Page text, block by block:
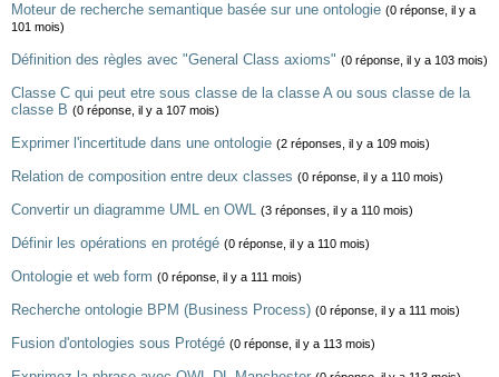
Moteur de recherche semantique basée sur une ontologie (0 réponse, il y a
101 mois)
Définition des règles avec "General Class axioms" (0 réponse, il y a 103 mois)
Classe C qui peut etre sous classe de la classe A ou sous classe de la
classe B (0 réponse, il y a 107 mois)
Exprimer l'incertitude dans une ontologie (2 réponses, il y a 109 mois)
Relation de composition entre deux classes (0 réponse, il y a 110 mois)
Convertir un diagramme UML en OWL (3 réponses, il y a 110 mois)
Définir les opérations en protégé (0 réponse, il y a 110 mois)
Ontologie et web form (0 réponse, il y a 111 mois)
Recherche ontologie BPM (Business Process) (0 réponse, il y a 111 mois)
Fusion d'ontologies sous Protégé (0 réponse, il y a 113 mois)